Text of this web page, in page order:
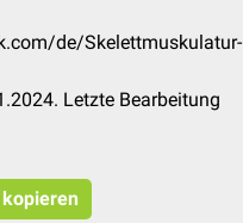
de/Skelettmuskulatur-
Letzte Bearbeitung